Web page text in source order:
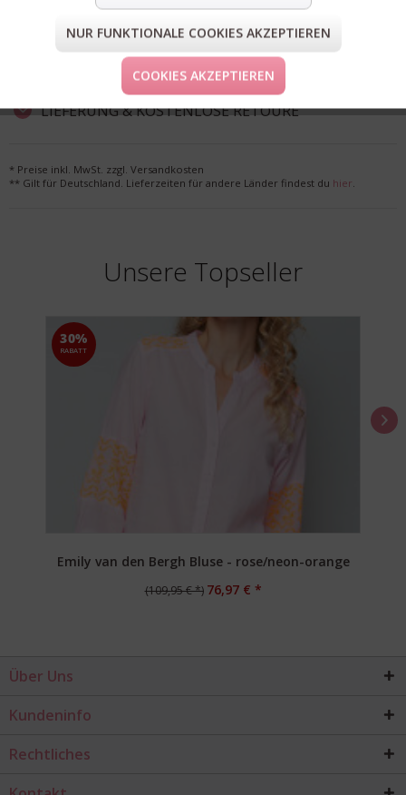
teilen
pin it mail teilen
FORM & GRÖSSE
LIEFERUNG & KOSTENLOSE RETOURE
* Preise inkl. MwSt. zzgl. Versandkosten
** Gilt für Deutschland. Lieferzeiten für andere Länder findest du hier.
Unsere Topseller
30%
RABATT
Emily van den Bergh Bluse - rose/neon-orange
(109,95 € *) 76,97 € *
Über Uns
Kundeninfo
Rechtliches
NUR FUNKTIONALE COOKIES AKZEPTIEREN
COOKIES AKZEPTIEREN